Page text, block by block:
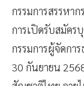
กรรมการสรรหา
การเปิดรับสมัคร
กรรมการผู้จัดกา
30 กันยายน